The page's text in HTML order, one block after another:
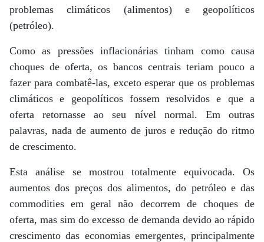
problemas climáticos (alimentos) e geopolíticos
(petróleo).
Como as pressões inflacionárias tinham como causa
choques de oferta, os bancos centrais teriam pouco a
fazer para combatê-las, exceto esperar que os problemas
climáticos e geopolíticos fossem resolvidos e que a
oferta retornasse ao seu nível normal. Em outras
palavras, nada de aumento de juros e redução do ritmo
de crescimento.
Esta análise se mostrou totalmente equivocada. Os
aumentos dos preços dos alimentos, do petróleo e das
commodities em geral não decorrem de choques de
oferta, mas sim do excesso de demanda devido ao rápido
crescimento das economias emergentes, principalmente